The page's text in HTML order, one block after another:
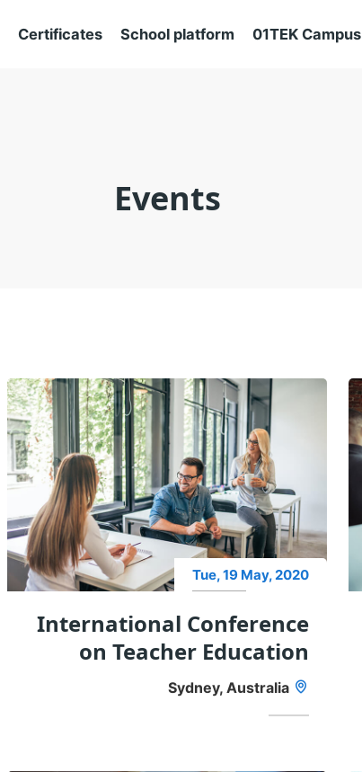
01TEK Campus
School platform
Certificates
Events
Tue, 19 May, 2020
International Conference
on Teacher Education
Sydney, Australia